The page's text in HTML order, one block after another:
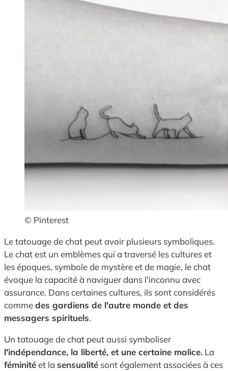
© Pinterest
Le tatouage de chat peut avoir plusieurs symboliques.
Le chat est un emblèmes qui a traversé les cultures et
les époques, symbole de mystère et de magie, le chat
évoque la capacité à naviguer dans l'inconnu avec
assurance. Dans certaines cultures, ils sont considérés
commedes gardiens de l'autre monde et des
messagers spirituels.
Un tatouage de chat peut aussi symboliser
l'indépendance, la liberté, et une certaine malice. La
féminitéet la sensualité sont également associées à ces